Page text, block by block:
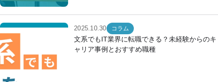
2025.10.30 コラム
文系でもIT業界に転職できる？未経験からのキ
ャリア事例とおすすめ職種